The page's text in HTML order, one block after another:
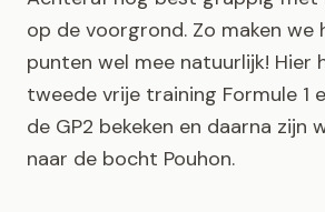
op de voorgrond. Zo maken
punten wel mee natuurlijk! Hier
tweede vrije training Formule 1
de GP2 bekeken en daarna zijn
naar de bocht Pouhon.